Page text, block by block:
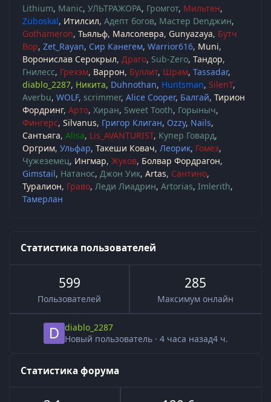
Lithium Manic УЛЬТРАЖОРА Громгот Мильтен
Zuboskal Итилсил Адепт богов Мастер Denджин
Gothameron Тьяльф Малсолевра Gunyazaya Бутч
Вор Zet_Rayan Сир Канегем Warrior616 Muni
Воронислав Серокрыл Драго Sub-Zero Тандор
Гнилесс Грехэм Варрон Буллит Шрам Tassadar
diablo_2287 Никита Duhnothan Huntsman SilenT
Averbu WOLF scrimmer Alice Cooper Балгай Тирион
Фордринг Арто Хиран Sweet Tooth Горыныч
Фингерс Silvanus Григор Клиган Ozzy Nails
Сантьяга Alisa Lis_AVANTURIST Купер Говард
Оргрим Ульфар Такеши Ковач Леорик Гомез
Чужеземец Ингмар Жуков Болвар Фордрагон
Gimstail Натанос Джон Уик Artas Сантино
Туралион Граво Леди Лиадрин Artorias Imlerith
Тамерлан
Статистика пользователей
599
Пользователей
285
Максимум онлайн
diablo_2287
Новый пользователь · 4 часа назад4 ч.
Статистика форума